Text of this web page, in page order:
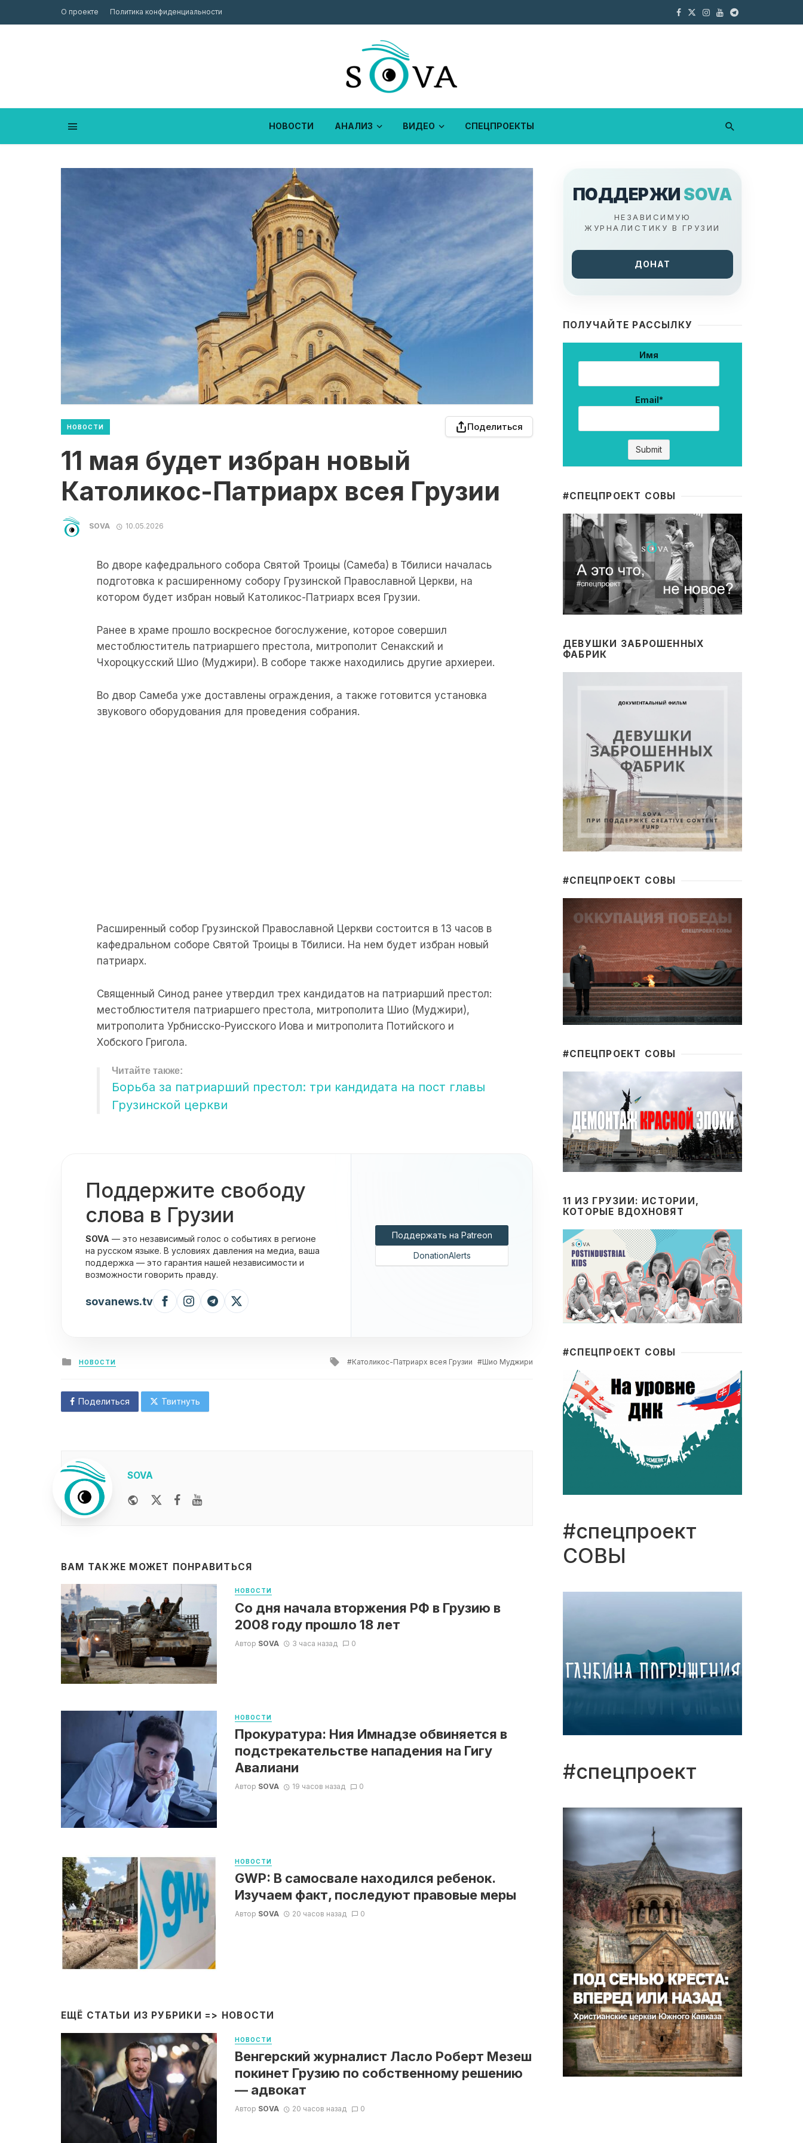
О проекте Политика конфиденциальности
НОВОСТИ АНАЛИЗ ВИДЕО СПЕЦПРОЕКТЫ
НОВОСТИ Поделиться
11 мая будет избран новый
Католикос-Патриарх всея Грузии
SOVA 10.05.2026
Во дворе кафедрального собора Святой Троицы (Самеба) в Тбилиси началась
подготовка к расширенному собору Грузинской Православной Церкви, на
котором будет избран новый Католикос-Патриарх всея Грузии.
Ранее в храме прошло воскресное богослужение, которое совершил
местоблюститель патриаршего престола, митрополит Сенакский и
Чхороцкусский Шио (Муджири). В соборе также находились другие архиереи.
Во двор Самеба уже доставлены ограждения, а также готовится установка
звукового оборудования для проведения собрания.
Расширенный собор Грузинской Православной Церкви состоится в 13 часов в
кафедральном соборе Святой Троицы в Тбилиси. На нем будет избран новый
патриарх.
Священный Синод ранее утвердил трех кандидатов на патриарший престол:
местоблюстителя патриаршего престола, митрополита Шио (Муджири),
митрополита Урбнисско-Руисского Иова и митрополита Потийского и
Хобского Григола.
Борьба за патриарший престол: три кандидата на пост главы
Грузинской церкви
Поддержите свободу
слова в Грузии
SOVA — это независимый голос о событиях в регионе
на русском языке. В условиях давления на медиа, ваша
поддержка — это гарантия нашей независимости и
возможности говорить правду.
sovanews.tv
Поддержать на Patreon
DonationAlerts
Posted
in
НОВОСТИ
Tagged
Католикос-Патриарх всея Грузии Шио Муджири
Поделиться Твитнуть
SOVA
WebsiteTwitterFacebook
ВАМ ТАКЖЕ МОЖЕТ ПОНРАВИТЬСЯ
НОВОСТИ
Со дня начала вторжения РФ в Грузию в
2008 году прошло 18 лет
Автор SOVA 3 часа назад 0
НОВОСТИ
Прокуратура: Ния Имнадзе обвиняется в
подстрекательстве нападения на Гигу
Авалиани
Автор SOVA 19 часов назад 0
НОВОСТИ
GWP: В самосвале находился ребенок.
Изучаем факт, последуют правовые меры
Автор SOVA 20 часов назад 0
ЕЩЁ СТАТЬИ ИЗ РУБРИКИ => НОВОСТИ
НОВОСТИ
Венгерский журналист Ласло Роберт Мезеш
покинет Грузию по собственному решению
— адвокат
Автор SOVA 20 часов назад 0
ПОДДЕРЖИ SOVA
НЕЗАВИСИМУЮ
ЖУРНАЛИСТИКУ В ГРУЗИИ
ДОНАТ
ПОЛУЧАЙТЕ РАССЫЛКУ
Имя
Email*
#CПЕЦПРОЕКТ СОВЫ
ДЕВУШКИ ЗАБРОШЕННЫХ
ФАБРИК
#CПЕЦПРОЕКТ СОВЫ
#CПЕЦПРОЕКТ СОВЫ
11 ИЗ ГРУЗИИ: ИСТОРИИ,
КОТОРЫЕ ВДОХНОВЯТ
#CПЕЦПРОЕКТ СОВЫ
#спецпроект
СОВЫ
#спецпроект